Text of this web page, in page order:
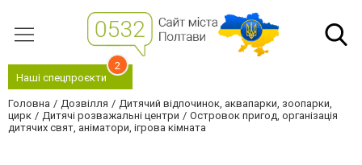
Наші спецпроєкти
2
Головна Дозвілля
Дитячий відпочинок, аквапарки, зоопарки,
цирк
Дитячі розважальні центри
Островок пригод, організація
дитячих свят, аніматори, ігрова кімната